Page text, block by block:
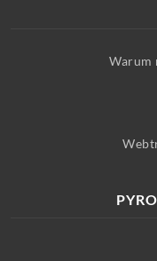
Warum